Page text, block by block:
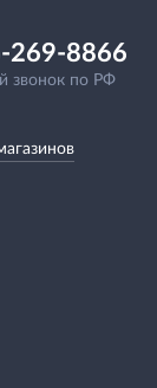
269-8866
звонок по РФ